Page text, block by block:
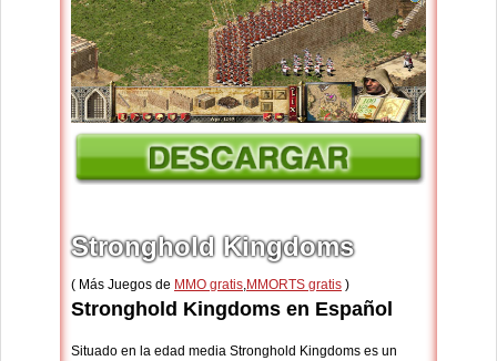
Stronghold Kingdoms
( Más Juegos de MMO gratis,MMORTS gratis )
Stronghold Kingdoms en Español
Situado en la edad media Stronghold Kingdoms es un